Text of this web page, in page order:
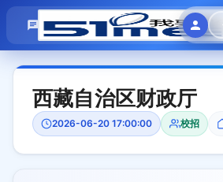
模拟面试 题目大全 招
西藏自治区财政厅
2026-06-20 17:00:00 校招